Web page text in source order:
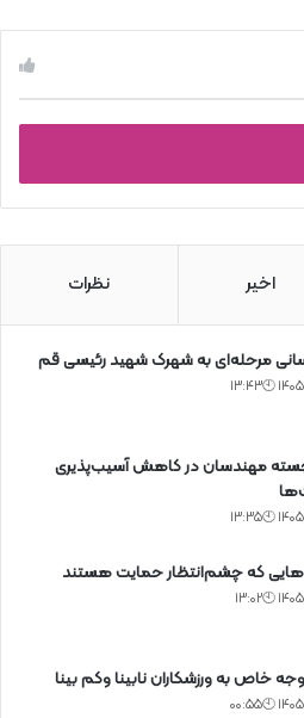
اخیر نظرات
مرحله‌ای به شهرک شهید رئیسی قم
مهندسان در کاهش آسیب‌پذیری
که چشم‌انتظار حمایت هستند
خاص به ورزشکاران نابینا وکم بینا